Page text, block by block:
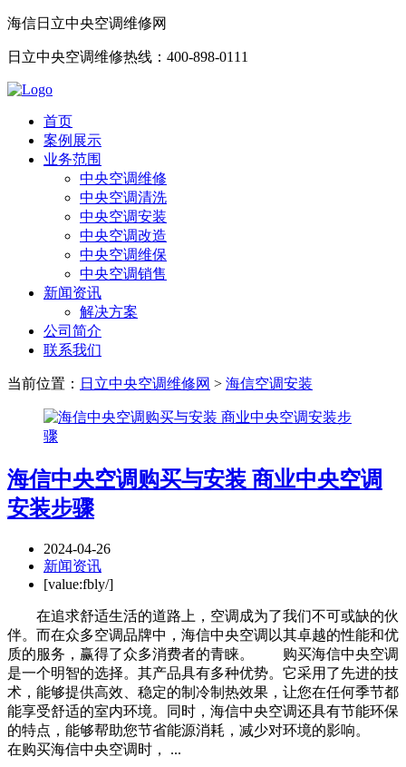
海信日立中央空调维修网
日立中央空调维修热线：400-898-0111
首页
案例展示
业务范围
中央空调维修
中央空调清洗
中央空调安装
中央空调改造
中央空调维保
中央空调销售
新闻资讯
解决方案
公司简介
联系我们
当前位置： 日立中央空调维修网 > 海信空调安装
海信中央空调购买与安装 商业中央空调
安装步骤
2024-04-26
新闻资讯
[value:fbly/]
在追求舒适生活的道路上，空调成为了我们不可或缺的伙
伴。而在众多空调品牌中，海信中央空调以其卓越的性能和优
质的服务，赢得了众多消费者的青睐。 购买海信中央空调
是一个明智的选择。其产品具有多种优势。它采用了先进的技
术，能够提供高效、稳定的制冷制热效果，让您在任何季节都
能享受舒适的室内环境。同时，海信中央空调还具有节能环保
的特点，能够帮助您节省能源消耗，减少对环境的影响。
在购买海信中央空调时， ...